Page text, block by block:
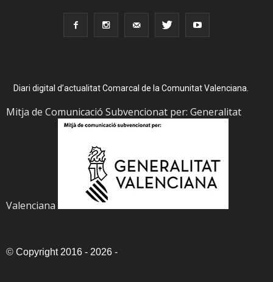
Diari digital d’actualitat Comarcal de la Comunitat Valenciana.
Mitja de Comunicació Subvencionat per: Generalitat
Valenciana
© Copyright 2016 - 2026 -